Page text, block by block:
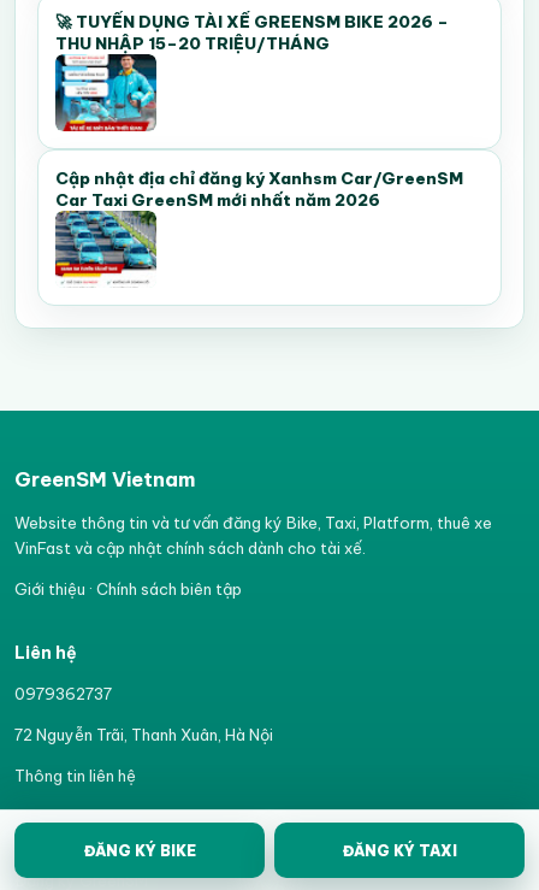
🚀 TUYỂN DỤNG TÀI XẾ GREENSM BIKE 2026 –
THU NHẬP 15–20 TRIỆU/THÁNG
Cập nhật địa chỉ đăng ký Xanhsm Car/GreenSM
Car Taxi GreenSM mới nhất năm 2026
GreenSM Vietnam
Website thông tin và tư vấn đăng ký Bike, Taxi, Platform, thuê xe
VinFast và cập nhật chính sách dành cho tài xế.
Giới thiệu · Chính sách biên tập
Liên hệ
0979362737
72 Nguyễn Trãi, Thanh Xuân, Hà Nội
Thông tin liên hệ
Liên kết nhanh
Đăng ký GreenSM
ĐĂNG KÝ BIKE ĐĂNG KÝ TAXI